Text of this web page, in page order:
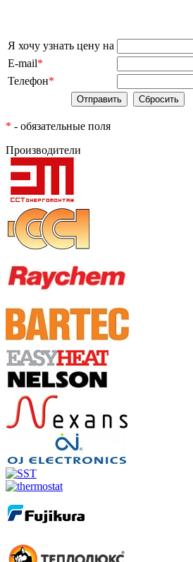
Я хочу узнать цену на
E-mail*
Телефон*
* - обязательные поля
Производители